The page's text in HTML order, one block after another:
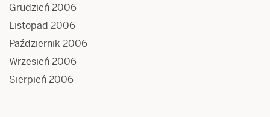
Grudzień 2006
Listopad 2006
Październik 2006
Wrzesień 2006
Sierpień 2006